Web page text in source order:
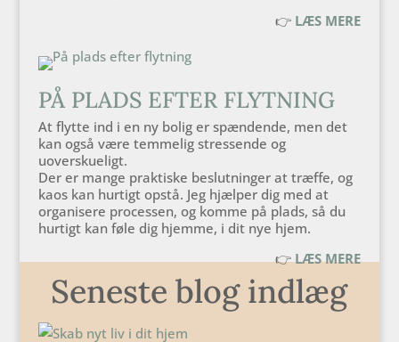
👉 LÆS MERE
PÅ PLADS EFTER FLYTNING
At flytte ind i en ny bolig er spændende, men det
kan også være temmelig stressende og
uoverskueligt.
Der er mange praktiske beslutninger at træffe, og
kaos kan hurtigt opstå. Jeg hjælper dig med at
organisere processen, og komme på plads, så du
hurtigt kan føle dig hjemme, i dit nye hjem.
👉LÆS MERE
Seneste blog indlæg